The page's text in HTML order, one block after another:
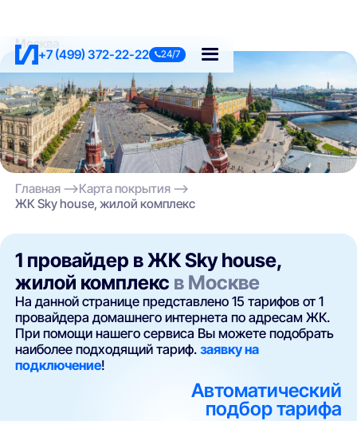
+7 (499) 372-22-22 24/7
Москва
Главная
Карта покрытия
ЖК Sky house, жилой комплекс
1 провайдер в ЖК Sky house,
жилой комплекс в Москве
На данной странице представлено 15 тарифов от 1
провайдера домашнего интернета по адресам ЖК.
При помощи нашего сервиса Вы можете подобрать
наиболее подходящий тариф.заявку на
подключение!
Автоматический
подбор тарифа